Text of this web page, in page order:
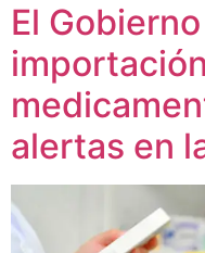
El
alertas en